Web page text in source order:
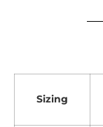
Sizing